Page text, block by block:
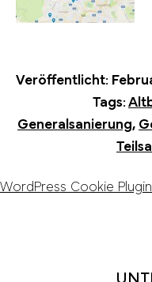
Veröffentlicht:
Tags:
Generalsanierung,
WordPress Cookie